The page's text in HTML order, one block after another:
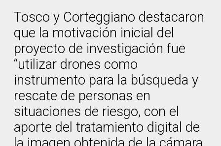
Tosco y Corteggiano destacaron
que la motivación inicial del
proyecto de investigación fue
“utilizar drones como
instrumento para la búsqueda y
rescate de personas en
situaciones de riesgo, con el
aporte del tratamiento digital de